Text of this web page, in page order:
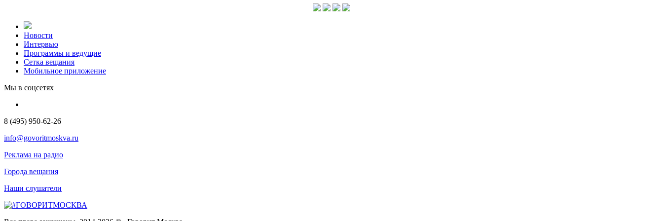
Новости
Интервью
Программы и ведущие
Сетка вещания
Мобильное приложение
Мы в соцсетях
8 (495) 950-62-26
info@govoritmoskva.ru
Реклама на радио
Города вещания
Наши слушатели